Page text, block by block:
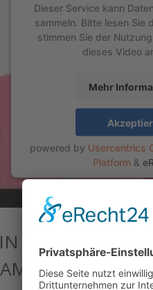
Dieser Service kann
sammeln. Bitte lesen Sie
stimmen Sie der
dieses Video
Mehr
powered by Usercentrics
Platform &
INA
HEIMAT-